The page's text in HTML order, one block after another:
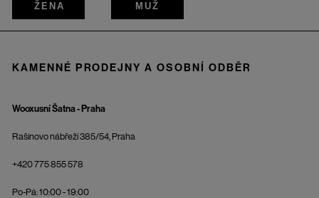
ŽENA MUŽ
KAMENNÉ PRODEJNY A OSOBNÍ ODBĚR
Wooxusní Šatna - Praha
Rašínovo nábřeží 385/54, Praha
+420 775 855 578
Po-Pá: 10:00 - 19:00